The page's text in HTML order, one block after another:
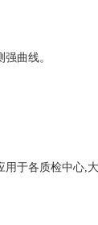
曲线。
于各质检中心,